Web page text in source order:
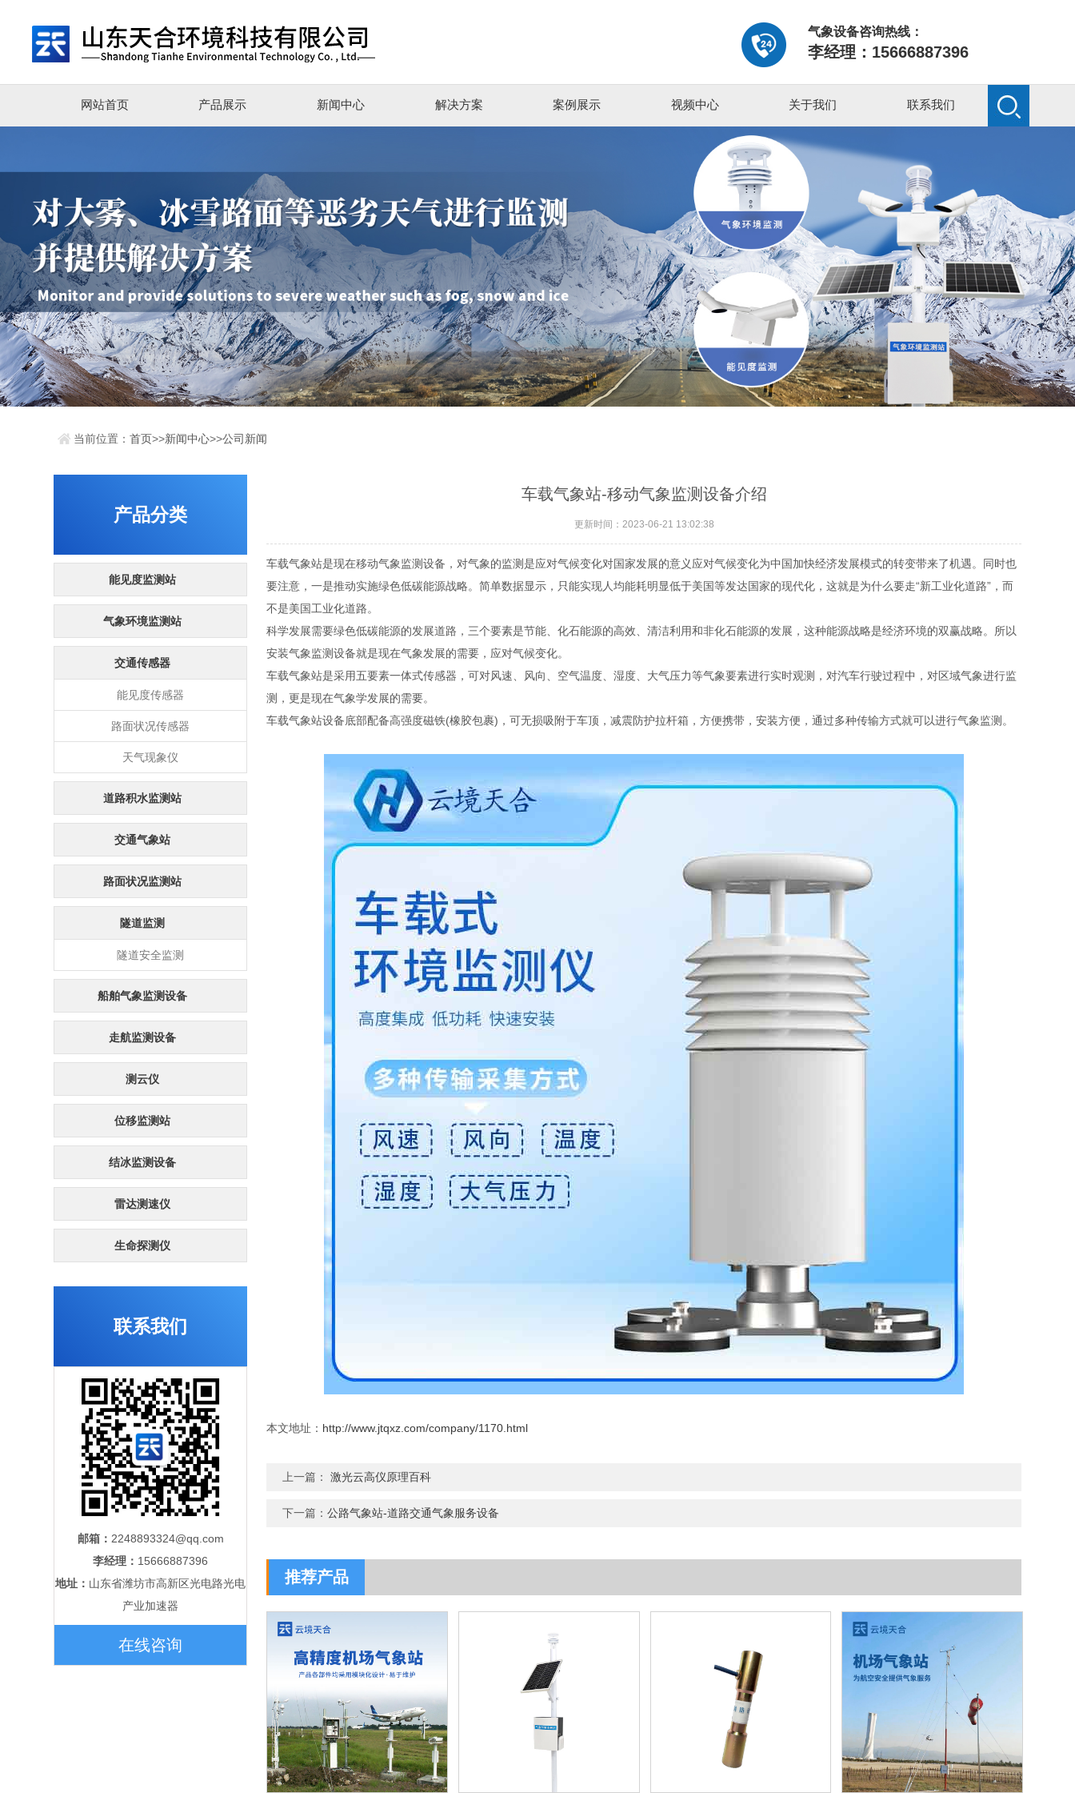
气象设备咨询热线：
李经理：15666887396
网站首页 产品展示 新闻中心 解决方案 案例展示 视频中心 关于我们 联系我们
当前位置：首页>>新闻中心>>公司新闻
车载气象站-移动气象监测设备介绍
更新时间：2023-06-21 13:02:38
车载气象站是现在移动气象监测设备，对气象的监测是应对气候变化对国家发展的意义应对气候变化为中国加快经济发展模式的转变带来了机遇。同时也
要注意，一是推动实施绿色低碳能源战略。简单数据显示，只能实现人均能耗明显低于美国等发达国家的现代化，这就是为什么要走“新工业化道路”，而
不是美国工业化道路。
科学发展需要绿色低碳能源的发展道路，三个要素是节能、化石能源的高效、清洁利用和非化石能源的发展，这种能源战略是经济环境的双赢战略。所以
安装气象监测设备就是现在气象发展的需要，应对气候变化。
车载气象站是采用五要素一体式传感器，可对风速、风向、空气温度、湿度、大气压力等气象要素进行实时观测，对汽车行驶过程中，对区域气象进行监
测，更是现在气象学发展的需要。
车载气象站设备底部配备高强度磁铁(橡胶包裹)，可无损吸附于车顶，减震防护拉杆箱，方便携带，安装方便，通过多种传输方式就可以进行气象监测。
本文地址： http://www.jtqxz.com/company/1170.html
上一篇：激光云高仪原理百科
下一篇：公路气象站-道路交通气象服务设备
推荐产品
产品分类
能见度监测站
气象环境监测站
交通传感器
能见度传感器
路面状况传感器
天气现象仪
道路积水监测站
交通气象站
路面状况监测站
隧道监测
隧道安全监测
船舶气象监测设备
走航监测设备
测云仪
位移监测站
结冰监测设备
雷达测速仪
生命探测仪
联系我们
邮箱： 2248893324@qq.com
李经理： 15666887396
地址： 山东省潍坊市高新区光电路光电
产业加速器
在线咨询